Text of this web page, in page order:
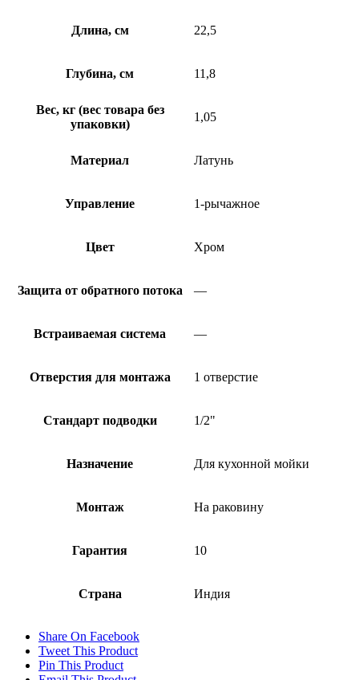
Длина, см 22,5
Глубина, см 11,8
Вес, кг (вес товара без
упаковки)
1,05
Материал Латунь
Управление 1-рычажное
Цвет Хром
Защита от обратного потока —
Встраиваемая система —
Отверстия для монтажа 1 отверстие
Стандарт подводки 1/2"
Назначение Для кухонной мойки
Монтаж На раковину
Гарантия 10
Страна Индия
Share On Facebook
Tweet This Product
Pin This Product